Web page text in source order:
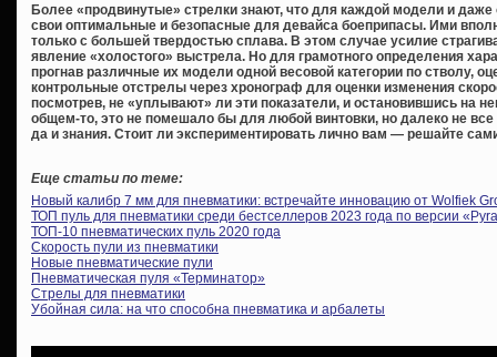
Более «продвинутые» стрелки знают, что для каждой модели и даже
свои оптимальные и безопасные для девайса боеприпасы. Ими
только с большей твердостью сплава. В этом случае усилие
явление «холостого» выстрела. Но для грамотного определения
прогнав различные их модели одной весовой категории по стволу,
контрольные отстрелы через хронограф для оценки изменения
посмотрев, не «уплывают» ли эти показатели, и остановившись на
общем-то, это не помешало бы для любой винтовки, но далеко не
да и знания. Стоит ли экспериментировать лично вам — решайте
Еще статьи по теме:
Новый калибр 7 мм для пневматики: встречайте инновацию от Wolfiek
ТОП пуль для пневматики среди бестселлеров 2023 года по версии
ТОП-10 пневматических пуль 2020 года
Скорость пули из пневматики
Новые пневматические пули
Пневматическая пуля «Терминатор»
Стрелы для пневматики
Убойная сила: на что способна пневматика и арбалеты